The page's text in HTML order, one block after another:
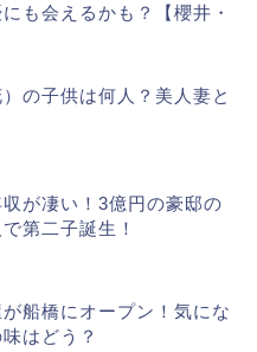
も会えるかも？【櫻井・
の子供は何人？美人妻と
が凄い！3億円の豪邸の
第二子誕生！
船橋にオープン！気にな
はどう？